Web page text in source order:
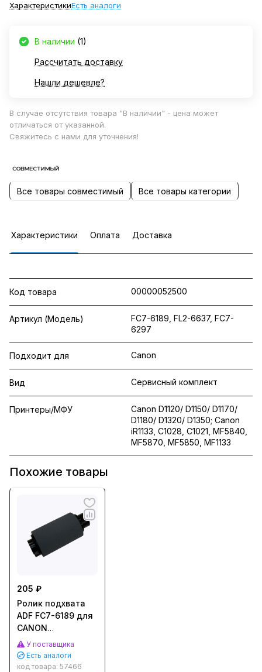
ХарактеристикиЕсть аналоги
В наличии (1)
Рассчитать доставку
Нашли дешевле?
В случае отсутствия товара "В наличии" - цена может
отличаться от указанной.
Свяжитесь с нами для уточнения!
Все товары совместимый Все товары категории
Характеристики Оплата Доставка
Код товара 00000052500
Артикул (Модель)
FC7-6189, FL2-6637, FC7-
6297
Подходит для Canon
Вид Сервисный комплект
Принтеры/МФУ
Canon D1120/ D1150/ D1170/
D1180/ D1320/ D1350; Canon
iR1133, C1028, C1021, MF5840,
MF5870, MF5850, MF1133
Похожие товары
205 ₽
Ролик подхвата
ADF FC7-6189 для
CANON
iR1133/1435,
MF411/416/418/6140/6180
(CET), DGP0606
У поставщика
Есть аналоги
код товара: 57466